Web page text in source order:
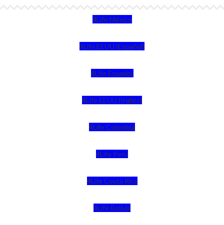
4Life México
4Life EEUU (Español)
4Life Ecuador
4Life EEUU (Inglés)
4Life Colombia
4Life Perú
4Life Costa Rica
4Life Bolivia